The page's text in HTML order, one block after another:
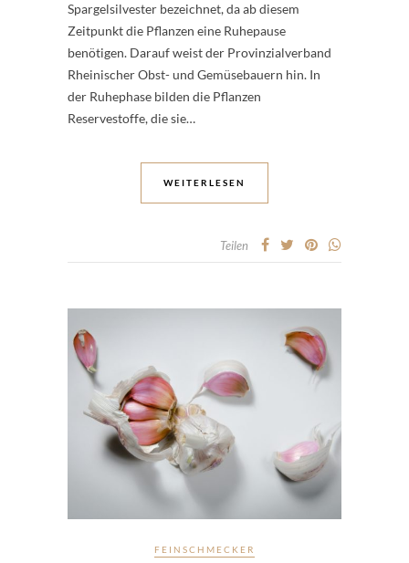
Spargelsilvester bezeichnet, da ab diesem
Zeitpunkt die Pflanzen eine Ruhepause
benötigen. Darauf weist der Provinzialverband
Rheinischer Obst- und Gemüsebauern hin. In
der Ruhephase bilden die Pflanzen
Reservestoffe, die sie…
WEITERLESEN
Teilen
FEINSCHMECKER